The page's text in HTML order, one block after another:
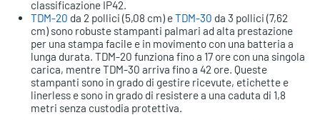
classificazione IP42.
TDM-20 da 2 pollici (5,08 cm) eTDM-30 da 3 pollici (7,62
cm) sono robuste stampanti palmari ad alta prestazione
per una stampa facile e in movimento con una batteria a
lunga durata. TDM-20 funziona fino a 17 ore con una singola
carica, mentre TDM-30 arriva fino a 42 ore. Queste
stampanti sono in grado di gestire ricevute, etichette e
linerless e sono in grado di resistere a una caduta di 1,8
metri senza custodia protettiva.